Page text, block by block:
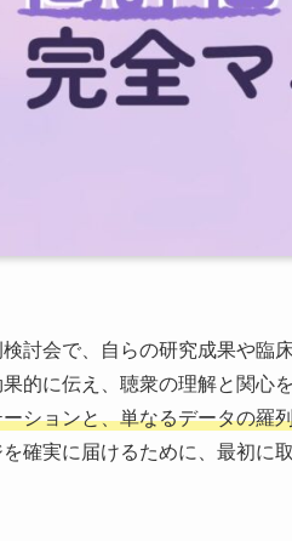
討会で、自らの研究成果や臨
的に伝え、聴衆の理解と関心
ションと、単なるデータの羅
確実に届けるために、最初に